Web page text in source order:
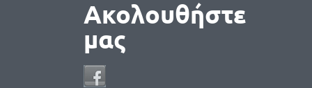
Ακολουθήστε
μας